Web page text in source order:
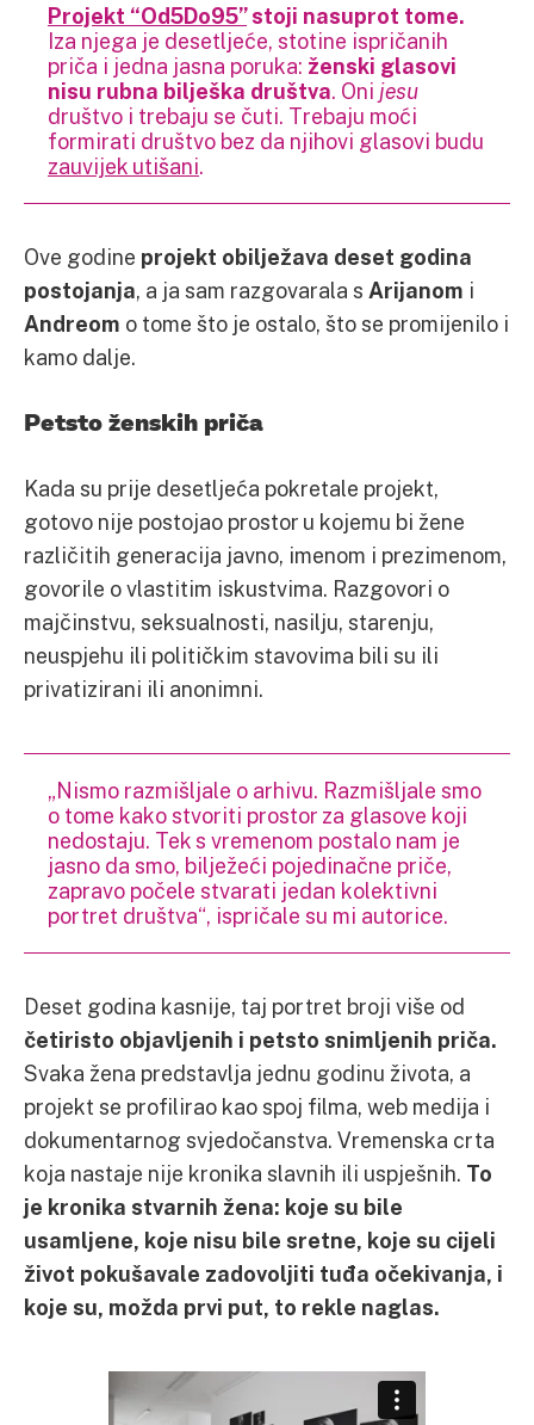
Projekt “Od5Do95”stoji nasuprot tome.
Iza njega je desetljeće, stotine ispričanih
priča i jedna jasna poruka: ženski glasovi
nisu rubna bilješka društva. Oni jesu
društvo i trebaju se čuti. Trebaju moći
formirati društvo bez da njihovi glasovi budu
zauvijek utišani.
Ove godine projekt obilježava deset godina
postojanja, a ja sam razgovarala s Arijanom i
Andreom o tome što je ostalo, što se promijenilo i
kamo dalje.
Petsto ženskih priča
Kada su prije desetljeća pokretale projekt,
gotovo nije postojao prostor u kojemu bi žene
različitih generacija javno, imenom i prezimenom,
govorile o vlastitim iskustvima. Razgovori o
majčinstvu, seksualnosti, nasilju, starenju,
neuspjehu ili političkim stavovima bili su ili
privatizirani ili anonimni.
„Nismo razmišljale o arhivu. Razmišljale smo
o tome kako stvoriti prostor za glasove koji
nedostaju. Tek s vremenom postalo nam je
jasno da smo, bilježeći pojedinačne priče,
zapravo počele stvarati jedan kolektivni
portret društva“, ispričale su mi autorice.
Deset godina kasnije, taj portret broji više od
četiristo objavljenih i petsto snimljenih priča.
Svaka žena predstavlja jednu godinu života, a
projekt se profilirao kao spoj filma, web medija i
dokumentarnog svjedočanstva. Vremenska crta
koja nastaje nije kronika slavnih ili uspješnih. To
je kronika stvarnih žena: koje su bile
usamljene, koje nisu bile sretne, koje su cijeli
život pokušavale zadovoljiti tuđa očekivanja, i
koje su, možda prvi put, to rekle naglas.